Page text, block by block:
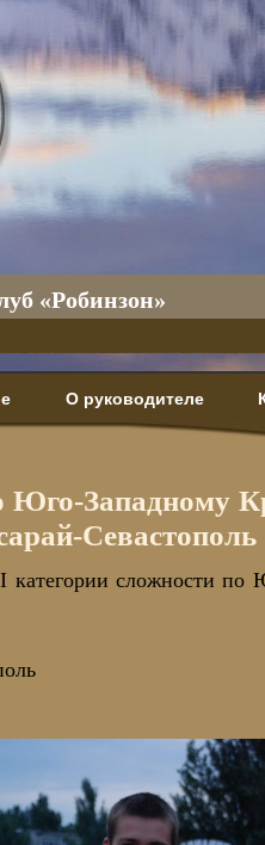
«Робинзон»
О руководителе
Юго-Западному
I категории сложности